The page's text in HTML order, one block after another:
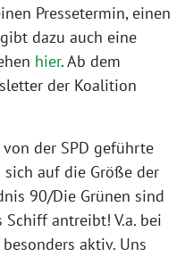
Pressetermin, einen
dazu auch eine
hier. Ab dem
der Koalition
der SPD geführte
auf die Größe der
90/Die Grünen sind
antreibt! V.a. bei
aktiv. Uns